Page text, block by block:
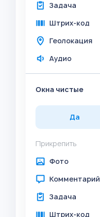
Задача
Штрих-код
Геолокация
Аудио
Окна чистые
Да
Прикрепить
Фото
Комментарий
Задача
Штрих-код